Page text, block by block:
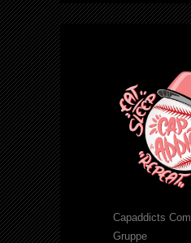
Capaddicts
Gruppe